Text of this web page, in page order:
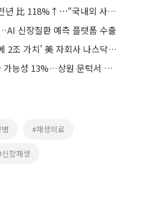
로킷헬스케어, 1분기 매출 전년 比 118%↑⋯“국내외 사업 확대‧포트폴리오 다변화 영향”
신장질환 예측 플랫폼 수출
로킷헬스케어, ‘1% 점유율에 2조 가치’ 美 자회사 나스닥 상장 추진
美 클래리티 법안 연내 통과 가능성 13%…상원 문턱서 제동
#재생의료
장재생